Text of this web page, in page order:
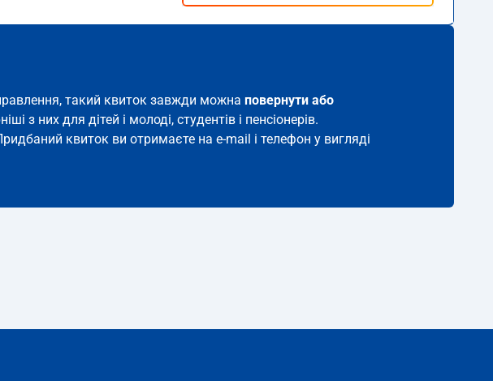
такий квиток завжди можна повернути або
з них для дітей і молоді, студентів і пенсіонерів.
квиток ви отримаєте на e-mail і телефон у вигляді